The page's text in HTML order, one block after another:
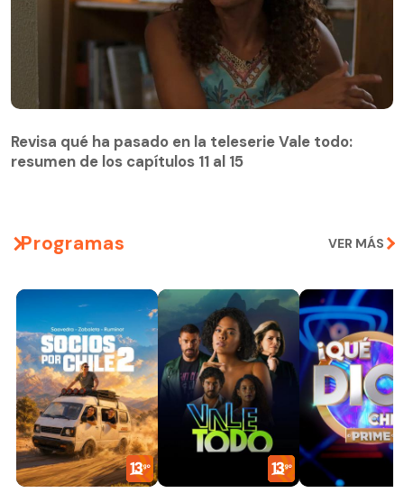
Revisa qué ha pasado en la teleserie Vale todo:
resumen de los capítulos 11 al 15
Programas VER MÁS